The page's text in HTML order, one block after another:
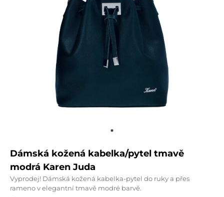
Dámská kožená kabelka/pytel tmavě
modrá Karen Juda
Vyprodej! Dámská kožená kabelka-pytel do ruky a přes
rameno v elegantní tmavě modré barvě.